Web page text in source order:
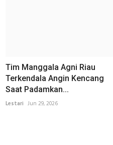
Tim Manggala Agni Riau
Terkendala Angin Kencang
Saat Padamkan...
Lestari Jun 29, 2026